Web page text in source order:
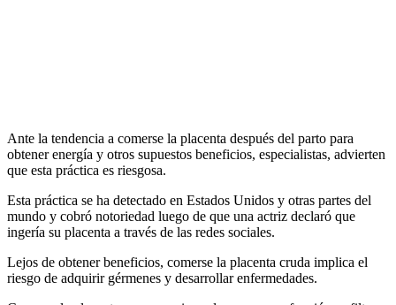
Ante la tendencia a comerse la placenta después del parto para
obtener energía y otros supuestos beneficios, especialistas, advierten
que esta práctica es riesgosa.
Esta práctica se ha detectado en Estados Unidos y otras partes del
mundo y cobró notoriedad luego de que una actriz declaró que
ingería su placenta a través de las redes sociales.
Lejos de obtener beneficios, comerse la placenta cruda implica el
riesgo de adquirir gérmenes y desarrollar enfermedades.